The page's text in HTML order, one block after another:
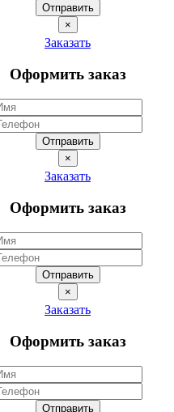
Отправить
×
Заказать
Оформить заказ
Отправить
×
Заказать
Оформить заказ
Отправить
×
Заказать
Оформить заказ
Отправить